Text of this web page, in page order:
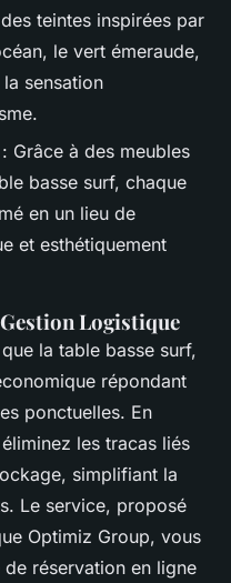
teintes inspirées par
le vert émeraude,
sensation
: Grâce à des meubles
basse surf, chaque
en un lieu de
et esthétiquement
Logistique
la table basse surf,
répondant
ponctuelles. En
les tracas liés
simplifiant la
Le service, proposé
Optimiz Group, vous
réservation en ligne